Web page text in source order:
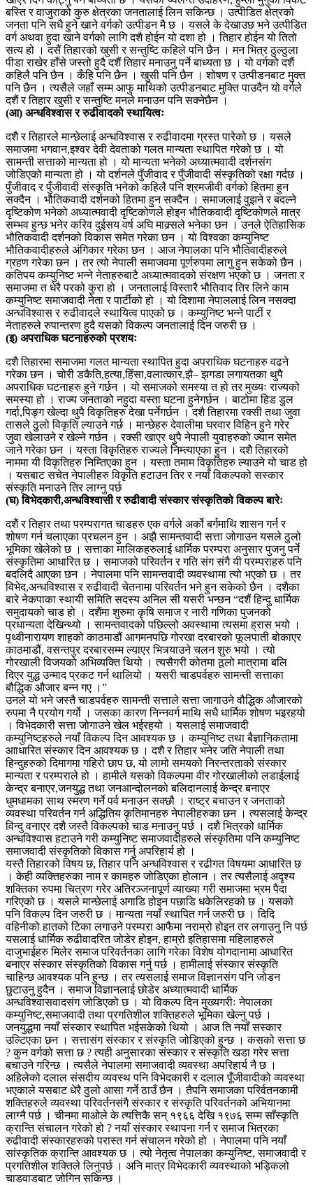
बस्ति र वाजुराको कुरु क्षेत्रका जनतालाई लिन सकिन्छ । उत्पीडित क्षेत्रको
जनता पनि सधै हुने खाने वर्गको उत्पीडन मै छ । यसले के देखाउछ भने उत्पीडित
वर्ग अथवा हुदा खाने वर्गको लागि दशै होईन यो दशा हो । तिहार होईन यो तितो
सत्य हो । दसैं तिहारको खुसी र सन्तुष्टि कहिले पनि छैन । मन भित्र ठुल्ठुला
पीडा राखेर हाँसे जस्तो हुदै दशैं तिहार मनाउनु पर्ने बाध्यता छ । यो वर्गको दशैं
कहिलै पनि छैन । कँहि पनि छैन । खुसी पनि छैन । शोषण र उत्पीडनबाट मुक्त
पनि छैन । त्यसैले जहाँ सम्म आफु माथिको उत्पीडनबाट मुक्ति पाउदैन यो वर्गले
दशैं र तिहार खुसी र सन्तुष्टि मनले मनाउन पनि सक्नेछैन ।
(आ) अन्धविश्वास र रुढीवादको स्थायित्वः
दशै र तिहारले मान्छेलाई अन्धविश्वास र रुढीवादमा ग्रस्त पारेको छ । यसले
समाजमा भगवान,इश्वर देवी देवताको गलत मान्यता स्थापित गरेको छ । यो
सामन्ती सत्ताको मान्यता हो । यो मान्यता भनेको अध्यात्मवादी दर्शनसंग
जोडिएको मान्यता हो । यो दर्शनले पुँजीवाद र पुँजीवादी संस्कृतिको रक्षा गर्दछ ।
पुँजीवाद र पुँजीवादी संस्कृति भनेको कहिलै पनि श्रमजीवी वर्गको हितमा हुन
सक्दैन । भौतिकवादी दर्शनको हितमा हुन सक्दैन । समाजलाई वुझने र बदल्ने
दृष्टिकोण भनेको अध्यात्मवादी दृष्टिकोणले होइन भौतिकवादी दृष्टिकोणले मात्र
सम्भव हुन्छ भनेर करिव दुईसय वर्ष अघि माक्र्सले भनेका छन । उनले ऐतिहासिक
भौतिकवादी दर्शनको विकास समेत गरेका छन । यो विश्वका कम्युनिष्ट
भौतिकवादीहरुले अंगिकार गरेका छन । आज नेपालका पनि भौतिवादीहरुले
ग्रहण गरेका छन । तर त्यो नेपाली समाजवमा पूर्णरुपमा लागु हुन सकेको छैन ।
कतिपय कम्युनिष्ट भन्ने नेताहरुबाटै अध्यात्मवादको संरक्षण भएको छ । जनता र
समाजमा त धेरै परको कुरा हो । जनतालाई विस्तारै भौतिवाद तिर लिने काम
कम्युनिष्ट समाजवादी नेता र पार्टीको हो । यो दिशामा नेपाललाई लिन नसक्दा
अन्धविश्वास र रुढीवादले स्थायित्व पाएको छ । कम्युनिष्ट भन्ने पार्टी र
नेताहरुले रुपान्तरण हुदै यसको विकल्प जनतालाई दिन जरुरी छ ।
(इ) अपराधिक घटनाहरुको प्रशयः
दशै तिहारमा समाजमा गलत मान्यता स्थापित हुदा अपराधिक घटनाहरु वढने
गरेका छन । चोरी डकैति,हत्या,हिंसा,वलात्कार,झै– झगडा लगायतका थुपै
अपराधिक घटनाहरु हुने गर्छन । यो समाजको समस्या त हो तर मुख्यः राज्यको
समस्या हो । राज्य जनताको नहुदा यस्ता घटना हुनेगर्छन । बाटोमा हिड डुल
गर्दा,पिङ्ग खेल्दा थुपै विकृतिहरु देखा पर्नेगर्छन । दशै तिहारमा रक्सी तथा जुवा
तासले ठुुलो विकृति ल्याउने गर्छ । मान्छेहरु देवालीमा घरवार विहिन हुने गरेर
जुवा खेलाउने र खेल्ने गर्छन । रक्सी खाएर थुपै नेपाली युवाहरुको ज्यान समेत
जाने गरेका छन । यस्ता विकृतिहरु राज्यले निम्त्याएका हुन । दशै तिहारको
नाममा यी विकृतिहरु निम्तिएका हुन । यस्ता तमाम विकृतिहरु ल्याउने यो चाड हो
। यसबाट सचेत नेपालीहरु विकृति हटाउन तिर र नयाँ विकल्पको सस्कार
संस्कृति मनाउने तिर लाग्नु पर्छ
(घ) विभेदकारी,अन्धविश्वासी र रुढीवादी संस्कार संस्कृतिको विकल्प बारेः
दशैं र तिहार तथा परम्परागत चाडहरु एक वर्गले अर्को बर्गमाथि शासन गर्न र
शोषण गर्न चलाएका प्रचलन हुन । अझै सामन्तवादी सत्ता जोगाउन यसले ठुलो
भूमिका खेलेको छ । सत्ताका मालिकहरुलाई धार्मिक परम्परा अनुसार पुजनु पर्ने
संस्कृतिमा आधारित छ । समाजको परिवर्तन र गति संग संगै यी परम्पराहरु पनि
बदलिदै आएका छन । नेपालमा पनि सामन्तवादी व्यवस्थामा त्यो भएको छ । तर
विभेद,अन्धविश्वास र रुढीवादी चेतनामा परिवर्तन भने हुन सकेको छैन । दशैका
बारे नेकपाका स्थायी समिति सदस्य अनिल सी यसरी भन्छन “दशैं हिन्दु धार्मिक
समुदायको चाड हो । दशैंमा शुरुमा कृषि समाज र नारी गणिका पुजनको
प्रधान्यता देखिन्थ्यो । सामन्तवादको पछिल्लो अवस्थामा त्यसमा ह्रास भयो ।
पृथ्वीनारायण शाहको काठमाडौं आगमनपछि गोरखा दरबारको फूलपाती बोकाएर
काठमाडौं, वसन्तपुर दरबारसम्म ल्याएर भित्र्याउने चलन शुरु भयो । त्यो
गोरखाली विजयको अभिव्यक्ति थियो । त्यसैगरी कोतमा ठूलो मात्रामा बलि
दिएर युद्ध उन्माद प्रकट गर्न थालियो । यसरी चाडपर्वहरु सामन्ती सत्ताका
बौद्धिक औजार बन्न गए ।”
उनले यो भने जस्तै चाडपर्वहरु सामन्ती सत्ताले सत्ता जागाउने वौद्धिक औजारको
रुपमा नै प्रयोग गर्यो । जसका कारण निन्नवर्ग माथि सधै धार्मिक शोषण भइरहयो
। विभेदकारी सत्ता जोगाउने खेल भईरहयो । यसलाई समाजवादी
कम्युनिष्टहरुले नयाँ विकल्प दिन आवश्यक छ । कम्युनिष्ट तथा बैज्ञानिकतामा
आाधारित संस्कार दिन आवश्यक छ । दशै र तिहार भनेर जति नेपाली तथा
हिन्दुहरुको दिमागमा गहिरो छाप छ, यो लामो समयको निरन्तरताको संस्कार
मान्यता र परम्पराले हो । हामीले यसको विकल्पमा वीर गोरखालीको लडाईलाई
केन्द्र बनाएर,जनयुद्ध तथा जनआन्दोलनको बलिदानलाई केन्द्र बनाएर
धुमधामका साथ स्मरण गर्ने पर्व मनाउन सक्छौ । राष्ट्र बचाउन र जनताको
व्यवस्था परिवर्तन गर्न अद्धितिय कृतिमानहरु नेपालीहरुका छन । त्यसलाई केन्द्र
विन्दु वनाएर दशै जस्तै विकल्पको चाड मनाउनु पर्छ । दशै भित्रको धार्मिक
अन्धविश्वास हटाउने गरी कम्युनिष्ट समाजवादीहरुले संस्कृतिमा पनि कम्युनिष्ट
समाजवादी संस्कृतिको विकास गर्नु अपरिहार्य हो ।
यस्तै तिहारको विषय छ, तिहार पनि अन्धविश्वास र रढीगत विषयमा आधारित छ
। केही व्यक्तिहरुका नाम र कामहरु जोडिएका होलान । तर त्यसैलाई अदृश्य
शक्तिका रुपमा चित्रण गरेर अतिरञ्जनापूर्ण व्याख्या गरी समाजमा भ्रम पैदा
गरिएको छ । यसले मान्छेलाई अगाडि होइन पछाडि धकेलिरहको छ । यसको
पनि विकल्प दिन जरुरी छ । मान्यता नयाँ स्थापित गर्न जरुरी छ । दिदि
वहिनीको हातको टिका लगाउने परम्परा आफैमा नराम्रो होइन तर लगाउनु नि पर्छ
यसलाई धार्मिक रुढीवादरित जोडेर होइन, हाम्रो इतिहासमा महिलाहरुले
दाजुभाईहरु मिलेर समाज परिवर्तनका लागि गरेका विशेष योगदानामा आधारित
बनाएर संस्कार संस्कृतिको विकास गर्नु पर्छ । हामीलाई संस्कार संस्कृति
चाहिन्छ आवश्यक पनि हुन्छ । तर त्यसलाई समाज विज्ञानसंग पनि जोडन
छुटाउनु हुदैन । समाज विज्ञानलाई छोडेर अध्यात्मवादी धार्मिक
अन्धविश्वासवादसंग जोडिएको छ । यो विकल्प दिन मुख्यगरीः नेपालका
कम्युनिष्ट,समाजवादी तथा प्रगतिशील शक्तिहरुले भूमिका खेल्नु पर्छ ।
जनयुद्धमा नयाँ संस्कार स्थापित भईसकेको थियो । आज ति नयाँ सस्कार
उल्टिएका छन । सत्तासंग संस्कार र संस्कृति जोडिएको हुन्छ । कसको सत्ता छ
? कुन वर्गको सत्ता छ ? त्यही अनुसारका संस्कार र संस्कृति खडा गरेर सत्ता
बचाउने गरिन्छ । त्यसैले नेपालमा समाजवादी व्यवस्था अपरिहार्य नै छ ।
अहिलेको दलाल संसदीय व्यवस्थ पनि विभेदकारी र दलाल पूँजीवादीको व्यवस्था
भएकाले यसबाट धेरै ठुलो आसा गर्ने ठाउँ छैन । तैपनि समाजका परिर्वतनकामी
शक्तिहरुले व्यवस्था परिवर्तनसंगै संस्कार र संस्कृति परिवर्तनको अभियानमा
लाग्नै पर्छ । चीनमा माओले के त्यत्तिकै सन् १९६६ देखि १९७६ सम्म साँस्कृति
क्रान्ति संचालन गरेको हो ? नयाँ संस्कार स्थापना गर्न र समाज भित्रका
रुढीवादी संस्कारहरुको परास्त गर्न संचालन गरेको हो । नेपालमा पनि नयाँ
सांस्कृतिक क्रान्ति आवश्यक छ । त्यो नेतृत्व नेपालका कम्युनिष्ट, समाजवादी र
प्रगतिशील शक्तिले लिनुपर्छ । अनि मात्र विभेदकारी व्यवस्थाको भड्किलो
चाडवाडबाट जोगिन सकिन्छ ।